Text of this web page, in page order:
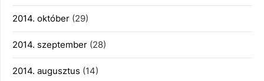
2014. október (29)
2014. szeptember (28)
2014. augusztus (14)